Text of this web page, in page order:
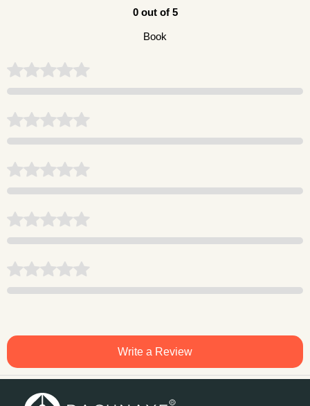
0 out of 5
Book
Write a Review